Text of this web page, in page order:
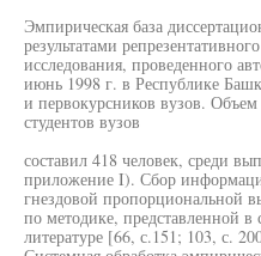
Эмпирическая база
результатами
исследования, проведенного
июнь 1998 г. в Республике
и первокурсников вузов.
студентов вузов
составил 418 человек, среди
приложение I). Сбор
гнездовой пропорциональной
по методике, представленной
литературе [66, с.151; 103, с.